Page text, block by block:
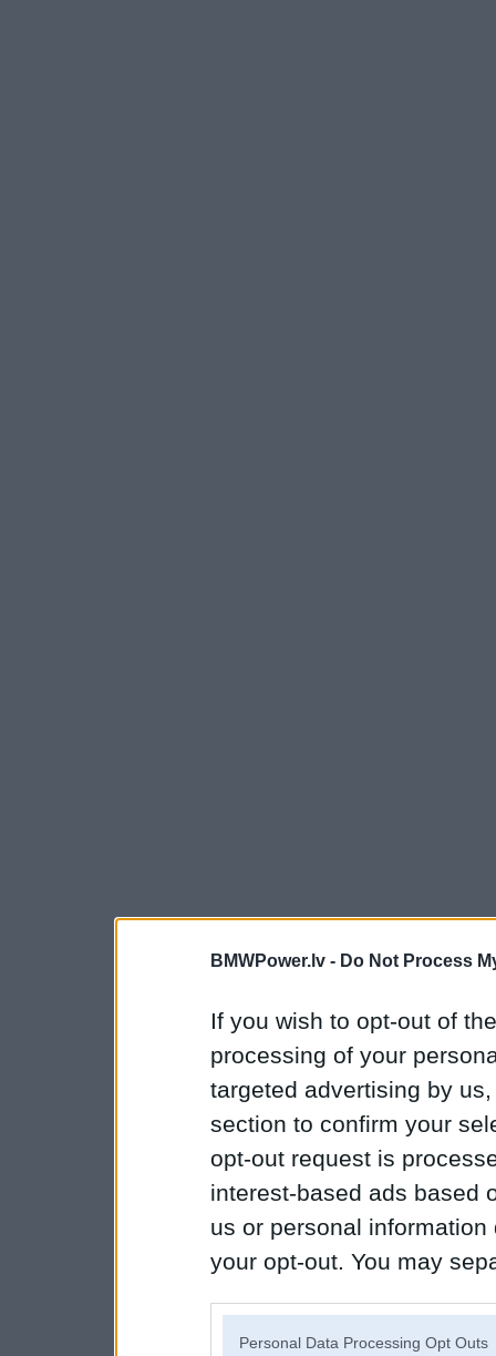
BMWPower.lv - Do Not Process
If you wish to opt-out of
processing of your
targeted advertising by
section to confirm your
opt-out request is
interest-based ads based
us or personal
your opt-out. You may
Personal Data Processing Opt Outs